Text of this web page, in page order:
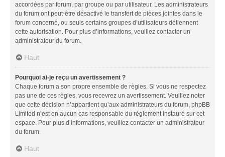
accordées par forum, par groupe ou par utilisateur. Les administrateurs
du forum ont peut-être désactivé le transfert de pièces jointes dans le
forum concerné, ou seuls certains groupes d’utilisateurs détiennent
cette autorisation. Pour plus d’informations, veuillez contacter un
administrateur du forum.
Haut
Pourquoi ai-je reçu un avertissement ?
Chaque forum a son propre ensemble de règles. Si vous ne respectez
pas une de ces règles, vous recevrez un avertissement. Veuillez noter
que cette décision n’appartient qu’aux administrateurs du forum, phpBB
Limited n’est en aucun cas responsable du règlement instauré sur cet
espace. Pour plus d’informations, veuillez contacter un administrateur
du forum.
Haut